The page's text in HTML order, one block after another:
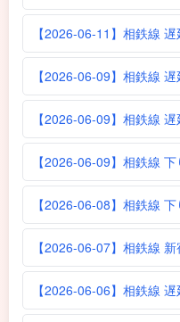
【2026-06-11】相鉄線 遅
【2026-06-09】相鉄線 遅
【2026-06-09】相鉄線 遅
【2026-06-09】相鉄線
【2026-06-08】相鉄線
【2026-06-07】相鉄線
【2026-06-06】相鉄線 遅